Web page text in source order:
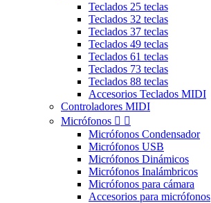
Teclados 25 teclas
Teclados 32 teclas
Teclados 37 teclas
Teclados 49 teclas
Teclados 61 teclas
Teclados 73 teclas
Teclados 88 teclas
Accesorios Teclados MIDI
Controladores MIDI
Micrófonos  
Micrófonos Condensador
Micrófonos USB
Micrófonos Dinámicos
Micrófonos Inalámbricos
Micrófonos para cámara
Accesorios para micrófonos